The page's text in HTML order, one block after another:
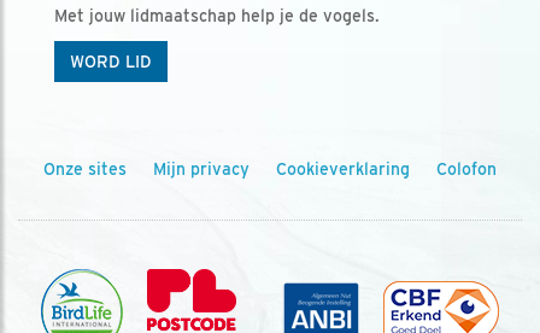
Met jouw lidmaatschap help je de vogels.
WORD LID
Onze sites Mijn privacy Cookieverklaring Colofon